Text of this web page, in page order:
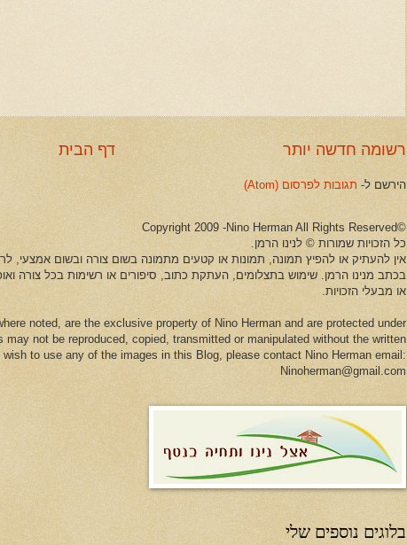
רשומה חדשה יותר דף הבית
הירשם ל- תגובות לפרסום (Atom)
©Copyright 2009 -Nino Herman All Rights Reserved
כל הזכויות שמורות © לנינו הרמן.
אין להעתיק או להפיץ תמונה, תמונות או קטעים מתמונה בשום צורה ובשום אמצעי,
בכתב מנינו הרמן. שימוש בתצלומים, העתקת כתוב, סיפורים או רשימות בכל צורה
או מבעלי הזכויות.
noted, are the exclusive property of Nino Herman and are protected under
may not be reproduced, copied, transmitted or manipulated without the written
to use any of the images in this Blog, please contact Nino Herman email:
Ninoherman@gmail.com
בלוגים נוספים שלי